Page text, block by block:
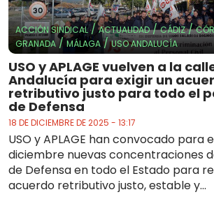
ACCIÓN SINDICAL/ACTUALIDAD/CÁDIZ/
GRANADA/ MÁLAGA/USO ANDALUCÍA
USO y APLAGE vuelven a la
Andalucía para exigir un
retributivo justo para todo el
de Defensa
18 DE DICIEMBRE DE 2025 - 13:17
USO y APLAGE han convocado para
diciembre nuevas concentraciones
de Defensa en todo el Estado para
acuerdo retributivo justo, estable y...